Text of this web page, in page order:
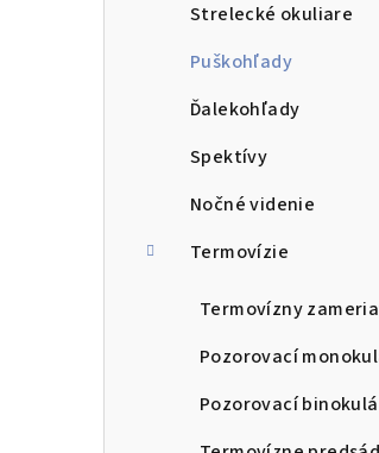
Strelecké okuliare
Puškohľady
Ďalekohľady
Spektívy
Nočné videnie
Termovízie
Termovízny
Pozorovací
Pozorovací